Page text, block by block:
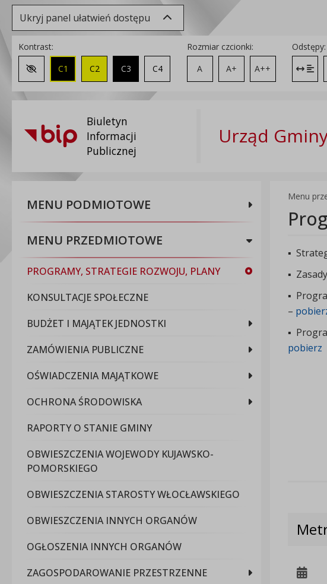
Ukryj panel ułatwień dostępu
Kontrast:
Zmień kontrast na domyślny
C1 C2 C3 C4
Rozmiar czcionki:
A
A+ A++
Odstępy:
Biuletyn
Informacji
Publicznej
Urząd
MENU PODMIOTOWE
MENU PRZEDMIOTOWE
PROGRAMY, STRATEGIE ROZWOJU, PLANY
KONSULTACJE SPOŁECZNE
BUDŻET I MAJĄTEK JEDNOSTKI
ZAMÓWIENIA PUBLICZNE
OŚWIADCZENIA MAJĄTKOWE
OCHRONA ŚRODOWISKA
RAPORTY O STANIE GMINY
OBWIESZCZENIA WOJEWODY KUJAWSKO-
POMORSKIEGO
OBWIESZCZENIA STAROSTY WŁOCŁAWSKIEGO
OBWIESZCZENIA INNYCH ORGANÓW
OGŁOSZENIA INNYCH ORGANÓW
ZAGOSPODAROWANIE PRZESTRZENNE
Menu
▪
▪
▪
–
▪
pobierz